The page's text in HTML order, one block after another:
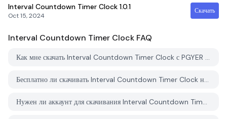
Interval Countdown Timer Clock 1.0.1
Oct 15, 2024
Скачать
Interval Countdown Timer Clock FAQ
Как мне скачать Interval Countdown Timer Clock с PGYER APK HUB?
Бесплатно ли скачивать Interval Countdown Timer Clock на PGYER APK HUB?
Нужен ли аккаунт для скачивания Interval Countdown Timer Clock с PGYER APK HUB?